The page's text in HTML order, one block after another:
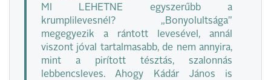
MI LEHETNE egyszerűbb a
krumplilevesnél? „Bonyolultsága”
megegyezik a rántott levesével, annál
viszont jóval tartalmasabb, de nem annyira,
mint a pirított tésztás, szalonnás
lebbencsleves. Ahogy Kádár János is